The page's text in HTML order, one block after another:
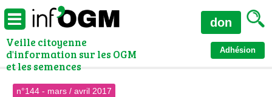
Veille citoyenne
d'information sur les OGM
et les semences
Adhésion
don
n°144 - mars / avril 2017